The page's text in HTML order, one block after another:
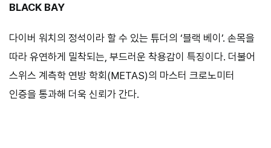
BLACK BAY
다이버 워치의 정석이라 할 수 있는 튜더의 ‘블랙 베이’. 손목을
따라 유연하게 밀착되는, 부드러운 착용감이 특징이다. 더불어
스위스 계측학 연방 학회(METAS)의 마스터 크로노미터
인증을 통과해 더욱 신뢰가 간다.